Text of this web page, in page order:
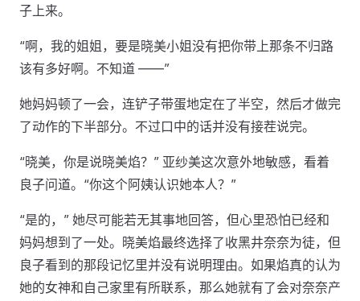
子上来。
“啊，我的姐姐，要是晓美小姐没有把你带上那条不归路
该有多好啊。不知道 ——”
她妈妈顿了一会，连铲子带蛋地定在了半空，然后才做完
了动作的下半部分。不过口中的话并没有接茬说完。
“晓美，你是说晓美焰？” 亚纱美这次意外地敏感，看着
良子问道。“你这个阿姨认识她本人？”
“是的，” 她尽可能若无其事地回答，但心里恐怕已经和
妈妈想到了一处。晓美焰最终选择了收黑井奈奈为徒，但
良子看到的那段记忆里并没有说明理由。如果焰真的认为
她的女神和自己家里有所联系，那么她就有了会对奈奈产